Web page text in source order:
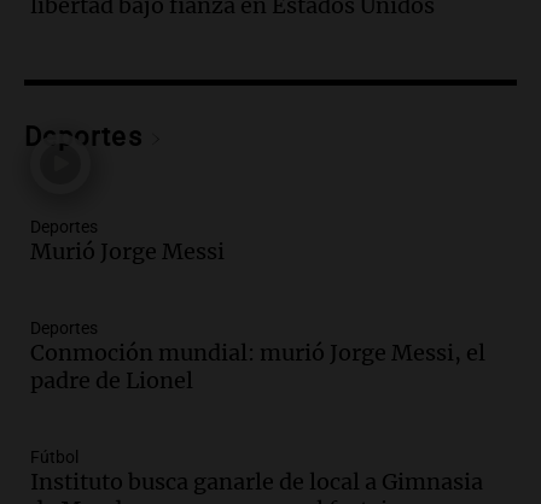
conviene priorizar cada día ?
caso Barreler se amplían según familia
Audio.Análisis de la derrota legislativa
Panorama Federal
Episodios
Episodios
Deportes
Deportes
Murió Jorge Messi
Deportes
Conmoción mundial: murió Jorge Messi, el
padre de Lionel
Fútbol
Instituto busca ganarle de local a Gimnasia